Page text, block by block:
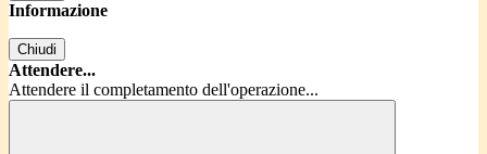
Informazione
Chiudi
Attendere...
Attendere il completamento dell'operazione...